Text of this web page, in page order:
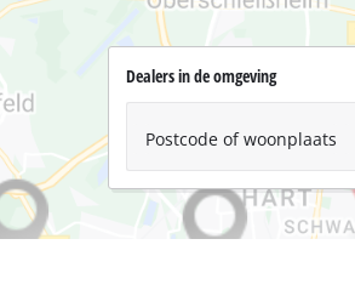
Dealers in de omgeving
Postcode of woonplaats